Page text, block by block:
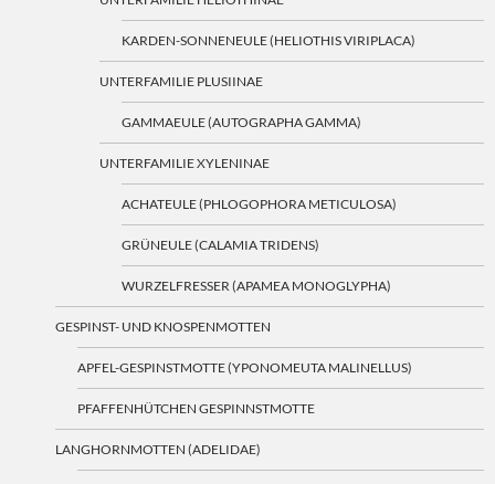
KARDEN-SONNENEULE (HELIOTHIS VIRIPLACA)
UNTERFAMILIE PLUSIINAE
GAMMAEULE (AUTOGRAPHA GAMMA)
UNTERFAMILIE XYLENINAE
ACHATEULE (PHLOGOPHORA METICULOSA)
GRÜNEULE (CALAMIA TRIDENS)
WURZELFRESSER (APAMEA MONOGLYPHA)
GESPINST- UND KNOSPENMOTTEN
APFEL-GESPINSTMOTTE (YPONOMEUTA MALINELLUS)
PFAFFENHÜTCHEN GESPINNSTMOTTE
LANGHORNMOTTEN (ADELIDAE)